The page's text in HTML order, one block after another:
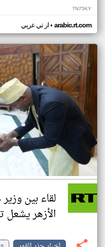
TN75KY
ار تي عربي• arabic.rt.com
لقاء بين
الأزهر يشعل